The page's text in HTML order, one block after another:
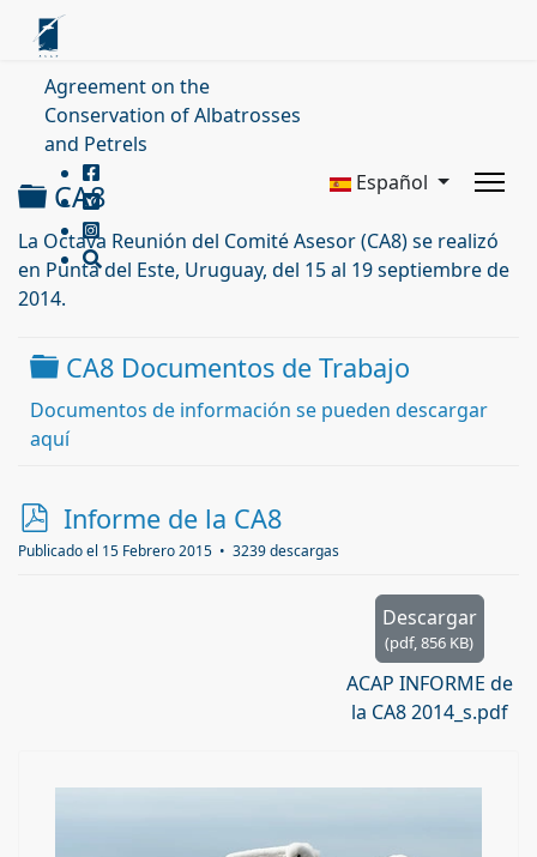
Agreement on the
Conservation of Albatrosses
and Petrels
Español
Carpeta
CA8
La Octava Reunión del Comité Asesor(CA8)se realizó
en Punta del Este, Uruguay, del 15 al 19septiembre de
2014.
Carpeta
CA8 Documentos de Trabajo
Documentos de información se pueden descargar
aquí
p
d
Informe de la CA8
Publicado el 15 Febrero 2015 3239 descargas
Descargar
(pdf,856 KB)
ACAP INFORME de
la CA8 2014_s.pdf